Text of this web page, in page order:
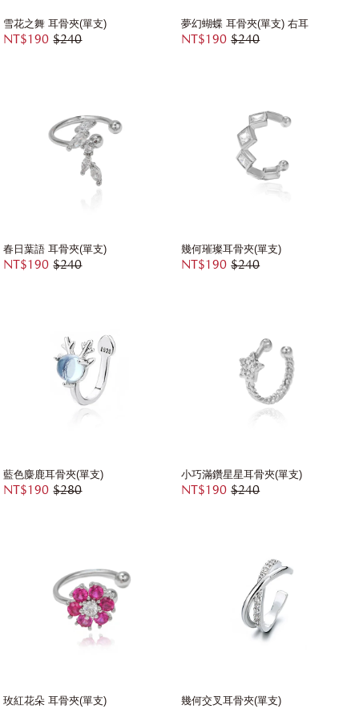
雪花之舞 耳骨夾(單支)
NT$190 $240
夢幻蝴蝶 耳骨夾(單支) 右耳
NT$190 $240
春日葉語 耳骨夾(單支)
NT$190 $240
幾何璀璨耳骨夾(單支)
NT$190 $240
藍色麋鹿耳骨夾(單支)
NT$190 $280
小巧滿鑽星星耳骨夾(單支)
NT$190 $240
玫紅花朵 耳骨夾(單支) 幾何交叉耳骨夾(單支)